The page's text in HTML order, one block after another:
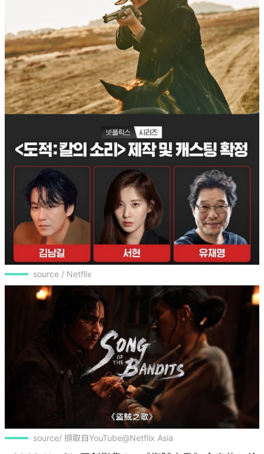
source / Netflix
source/ 擷取自YouTube@Netflix Asia
⭐2023 Netflix原創影集4：《盜賊之歌》金南佶、徐
《盜賊之歌》是一部原創歷史冒險動作劇，以1920年
動盪的韓國歷史時期為背景，講述在日據時代有一幫
人因不同原因踏上「間島」這塊毫無法紀的土地，為
了守護朝鮮和人民而團結起來。這群各有盤算的人之